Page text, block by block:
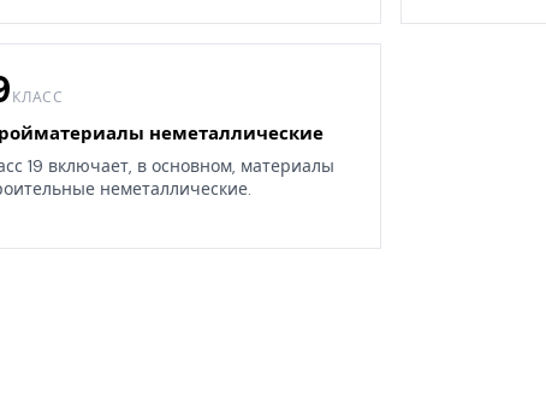
КЛАСС
неметаллические
19 включает, в основном, материалы
неметаллические.